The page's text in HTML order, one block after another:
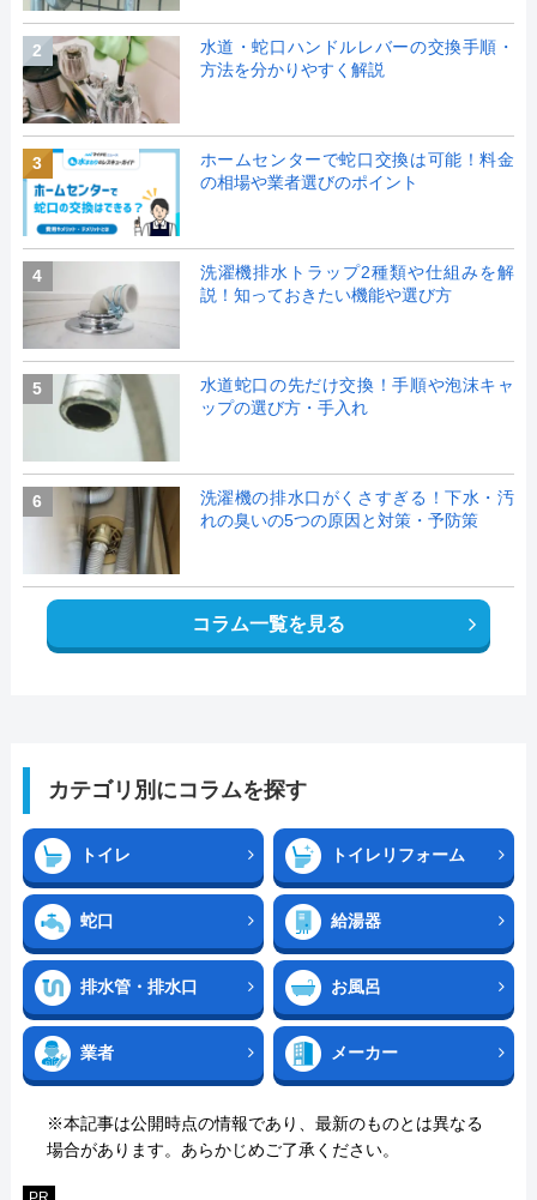
2
水道・蛇口ハンドルレバーの交換手順・
方法を分かりやすく解説
3
ホームセンターで蛇口交換は可能！料金
の相場や業者選びのポイント
4
洗濯機排水トラップ2種類や仕組みを解
説！知っておきたい機能や選び方
5
水道蛇口の先だけ交換！手順や泡沫キャ
ップの選び方・手入れ
6
洗濯機の排水口がくさすぎる！下水・汚
れの臭いの5つの原因と対策・予防策
コラム一覧を見る
カテゴリ別にコラムを探す
トイレ トイレリフォーム
蛇口 給湯器
排水管・排水口 お風呂
業者 メーカー
※本記事は公開時点の情報であり、最新のものとは異なる
場合があります。あらかじめご了承ください。